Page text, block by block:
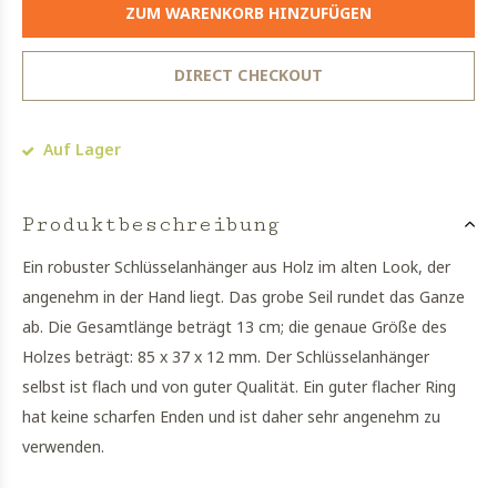
ZUM WARENKORB HINZUFÜGEN
DIRECT CHECKOUT
Auf Lager
Produktbeschreibung
Ein robuster Schlüsselanhänger aus Holz im alten Look, der
angenehm in der Hand liegt. Das grobe Seil rundet das Ganze
ab. Die Gesamtlänge beträgt 13 cm; die genaue Größe des
Holzes beträgt: 85 x 37 x 12 mm. Der Schlüsselanhänger
selbst ist flach und von guter Qualität. Ein guter flacher Ring
hat keine scharfen Enden und ist daher sehr angenehm zu
verwenden.